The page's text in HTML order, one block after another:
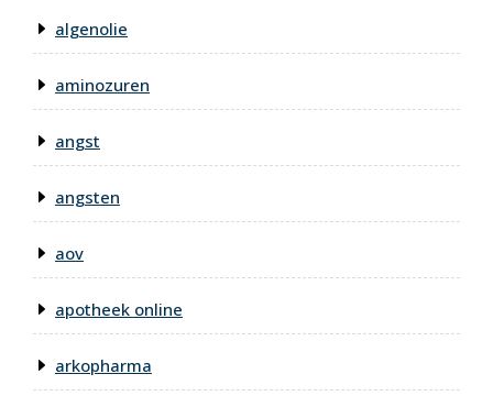
algenolie
aminozuren
angst
angsten
aov
apotheek online
arkopharma